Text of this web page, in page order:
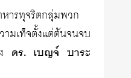
ารทุจริตกลุ่มพวก
มเท็จตั้งแต่ต้นจนจบ
ดร. เบญจ์ บาระ